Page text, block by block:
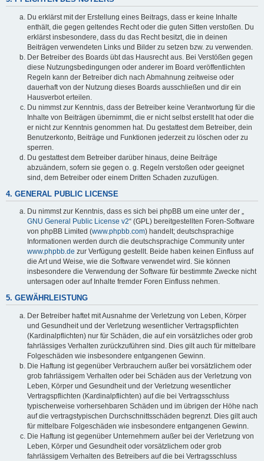
Du erklärst mit der Erstellung eines Beitrags, dass er keine Inhalte
enthält, die gegen geltendes Recht oder die guten Sitten verstoßen. Du
erklärst insbesondere, dass du das Recht besitzt, die in deinen
Beiträgen verwendeten Links und Bilder zu setzen bzw. zu verwenden.
Der Betreiber des Boards übt das Hausrecht aus. Bei Verstößen gegen
diese Nutzungsbedingungen oder anderer im Board veröffentlichten
Regeln kann der Betreiber dich nach Abmahnung zeitweise oder
dauerhaft von der Nutzung dieses Boards ausschließen und dir ein
Hausverbot erteilen.
Du nimmst zur Kenntnis, dass der Betreiber keine Verantwortung für die
Inhalte von Beiträgen übernimmt, die er nicht selbst erstellt hat oder die
er nicht zur Kenntnis genommen hat. Du gestattest dem Betreiber, dein
Benutzerkonto, Beiträge und Funktionen jederzeit zu löschen oder zu
sperren.
Du gestattest dem Betreiber darüber hinaus, deine Beiträge
abzuändern, sofern sie gegen o. g. Regeln verstoßen oder geeignet
sind, dem Betreiber oder einem Dritten Schaden zuzufügen.
4. GENERAL PUBLIC LICENSE
Du nimmst zur Kenntnis, dass es sich bei phpBB um eine unter der „
GNU General Public License v2“ (GPL) bereitgestellten Foren-Software
von phpBB Limited (www.phpbb.com) handelt; deutschsprachige
Informationen werden durch die deutschsprachige Community unter
www.phpbb.de zur Verfügung gestellt. Beide haben keinen Einfluss auf
die Art und Weise, wie die Software verwendet wird. Sie können
insbesondere die Verwendung der Software für bestimmte Zwecke nicht
untersagen oder auf Inhalte fremder Foren Einfluss nehmen.
5. GEWÄHRLEISTUNG
Der Betreiber haftet mit Ausnahme der Verletzung von Leben, Körper
und Gesundheit und der Verletzung wesentlicher Vertragspflichten
(Kardinalpflichten) nur für Schäden, die auf ein vorsätzliches oder grob
fahrlässiges Verhalten zurückzuführen sind. Dies gilt auch für mittelbare
Folgeschäden wie insbesondere entgangenen Gewinn.
Die Haftung ist gegenüber Verbrauchern außer bei vorsätzlichem oder
grob fahrlässigem Verhalten oder bei Schäden aus der Verletzung von
Leben, Körper und Gesundheit und der Verletzung wesentlicher
Vertragspflichten (Kardinalpflichten) auf die bei Vertragsschluss
typischerweise vorhersehbaren Schäden und im übrigen der Höhe nach
auf die vertragstypischen Durchschnittsschäden begrenzt. Dies gilt auch
für mittelbare Folgeschäden wie insbesondere entgangenen Gewinn.
Die Haftung ist gegenüber Unternehmern außer bei der Verletzung von
Leben, Körper und Gesundheit oder vorsätzlichem oder grob
fahrlässigem Verhalten des Betreibers auf die bei Vertragsschluss